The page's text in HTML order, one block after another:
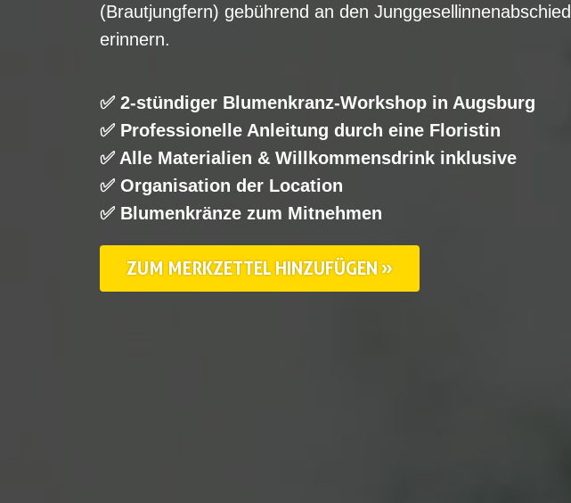
(Brautjungfern) gebührend an den Junggesellinnenabschied
erinnern.
✅ 2-stündiger Blumenkranz-Workshop in Augsburg
✅ Professionelle Anleitung durch eine Floristin
✅ Alle Materialien & Willkommensdrink inklusive
✅ Organisation der Location
✅ Blumenkränze zum Mitnehmen
ZUM MERKZETTEL HINZUFÜGEN »